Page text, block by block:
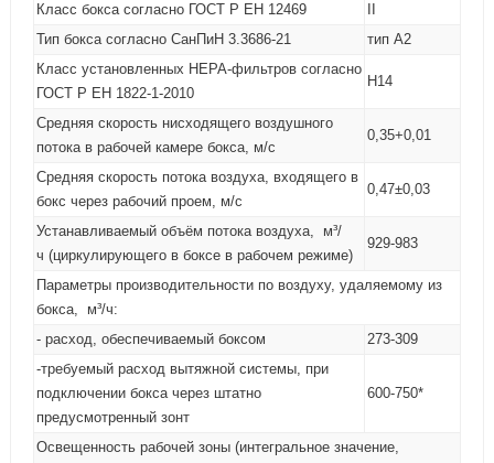
Класс бокса согласно ГОСТ Р ЕН 12469
Тип бокса согласно СанПиН 3.3686-21
тип A2
Класс установленных HEPA-фильтров согласно
ГОСТ Р ЕН 1822-1-2010
H14
Средняя скорость нисходящего воздушного
потока в рабочей камере бокса, м/c
0,35+0,01
Средняя скорость потока воздуха, входящего в
бокс через рабочий проем, м/с
0,47±0,03
Устанавливаемый объём потока воздуха, м³/
ч (циркулирующего в боксе в рабочем режиме)
929-983
Параметры производительности по воздуху, удаляемому из
бокса, м³/ч:
- расход, обеспечиваемый боксом
273-309
-требуемый расход вытяжной системы, при
подключении бокса через штатно
предусмотренный зонт
600-750*
Освещенность рабочей зоны (интегральное значение,